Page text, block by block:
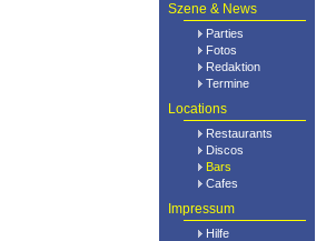
Szene & News
Parties
Fotos
Redaktion
Termine
Locations
Restaurants
Discos
Bars
Cafes
Impressum
Hilfe